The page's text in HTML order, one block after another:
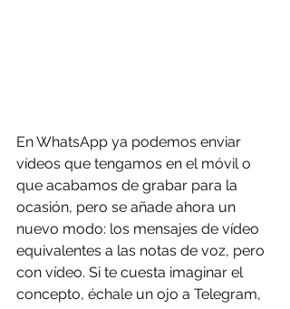
En WhatsApp ya podemos enviar
vídeos que tengamos en el móvil o
que acabamos de grabar para la
ocasión, pero se añade ahora un
nuevo modo: los mensajes de vídeo
equivalentes a las notas de voz, pero
con vídeo. Si te cuesta imaginar el
concepto, échale un ojo a Telegram,